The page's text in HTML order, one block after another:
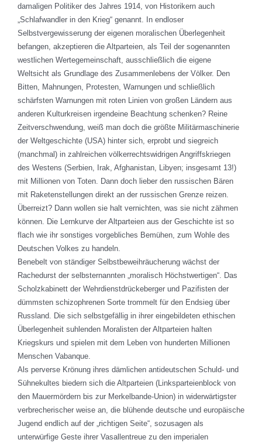
damaligen Politiker des Jahres 1914, von Historikern auch
„Schlafwandler in den Krieg“ genannt. In endloser
Selbstvergewisserung der eigenen moralischen Überlegenheit
befangen, akzeptieren die Altparteien, als Teil der sogenannten
westlichen Wertegemeinschaft, ausschließlich die eigene
Weltsicht als Grundlage des Zusammenlebens der Völker. Den
Bitten, Mahnungen, Protesten, Warnungen und schließlich
schärfsten Warnungen mit roten Linien von großen Ländern aus
anderen Kulturkreisen irgendeine Beachtung schenken? Reine
Zeitverschwendung, weiß man doch die größte Militärmaschinerie
der Weltgeschichte (USA) hinter sich, erprobt und siegreich
(manchmal) in zahlreichen völkerrechtswidrigen Angriffskriegen
des Westens (Serbien, Irak, Afghanistan, Libyen; insgesamt 13!)
mit Millionen von Toten. Dann doch lieber den russischen Bären
mit Raketenstellungen direkt an der russischen Grenze reizen.
Überreizt? Dann wollen sie halt vernichten, was sie nicht zähmen
können. Die Lernkurve der Altparteien aus der Geschichte ist so
flach wie ihr sonstiges vorgebliches Bemühen, zum Wohle des
Deutschen Volkes zu handeln.
Benebelt von ständiger Selbstbeweihräucherung wächst der
Rachedurst der selbsternannten „moralisch Höchstwertigen“. Das
Scholzkabinett der Wehrdienstdrückeberger und Pazifisten der
dümmsten schizophrenen Sorte trommelt für den Endsieg über
Russland. Die sich selbstgefällig in ihrer eingebildeten ethischen
Überlegenheit suhlenden Moralisten der Altparteien halten
Kriegskurs und spielen mit dem Leben von hunderten Millionen
Menschen Vabanque.
Als perverse Krönung ihres dämlichen antideutschen Schuld- und
Sühnekultes biedern sich die Altparteien (Linksparteienblock von
den Mauermördern bis zur Merkelbande-Union) in widerwärtigster
verbrecherischer weise an, die blühende deutsche und europäische
Jugend endlich auf der „richtigen Seite“, sozusagen als
unterwürfige Geste ihrer Vasallentreue zu den imperialen